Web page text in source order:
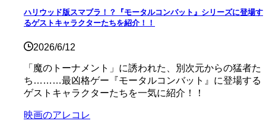
ハリウッド版スマブラ！？『モータルコンバット』シリーズに登場す
るゲストキャラクターたちを紹介！！
2026/6/12
「魔のトーナメント」に誘われた、別次元からの猛者た
ち………最凶格ゲー『モータルコンバット』に登場する
ゲストキャラクターたちを一気に紹介！！
映画のアレコレ